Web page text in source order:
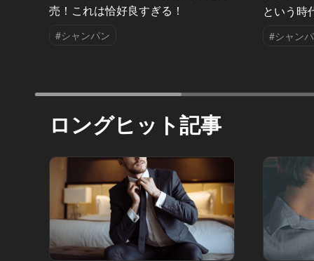
売！これは恰好良すぎる！
#シャンパン
という時
#シャン
ロングヒット記事